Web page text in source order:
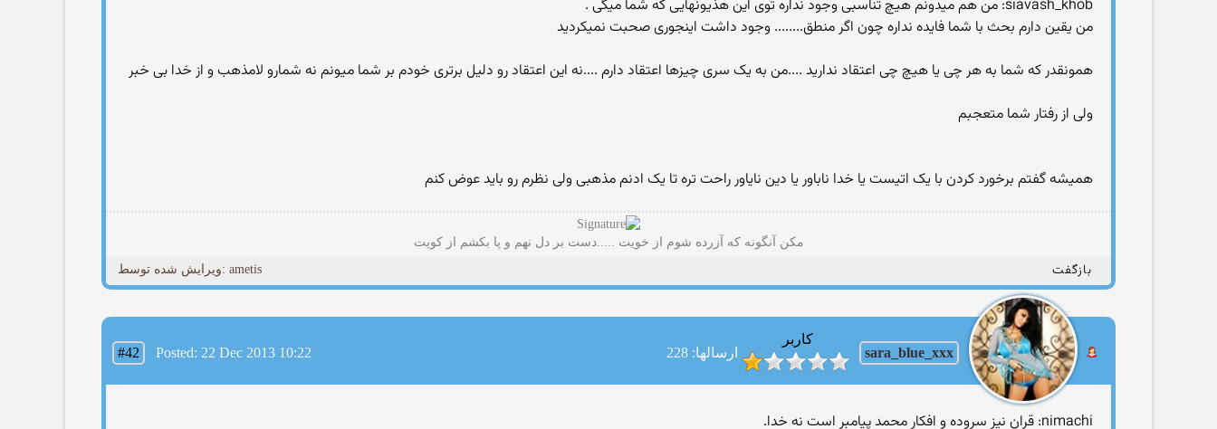
siavash_khob: من هم میدونم هیچ تناسبی وجود نداره توی این هذیونهایی که شما میگی .
من یقین دارم بحث با شما فایده نداره چون اگر منطق........ وجود داشت اینجوری صحبت نمیکردید
همونقدر که شما به هر چی یا هیچ چی اعتقاد ندارید ....من به یک سری چیزها اعتقاد دارم ....نه این اعتقاد رو دلیل برتری خودم بر شما میونم نه شمارو لامذهب و از خدا بی خبر
ولی از رفتار شما متعجبم
همیشه گفتم برخورد کردن با یک اتیست یا خدا ناباور یا دین نایاور راحت تره تا یک ادنم مذهبی ولی نظرم رو باید عوض کنم
مکن آنگونه که آزرده شوم از خویت .....دست بر دل نهم و پا بکشم از کویت
بازگفت ویرایش شده توسط: ametis
sara_blue_xxx
کاربر
ارسالها: 228
#42 Posted: 22 Dec 2013 10:22
nimachi: قران نیز سروده و افكار محمد پیامبر است نه خدا.